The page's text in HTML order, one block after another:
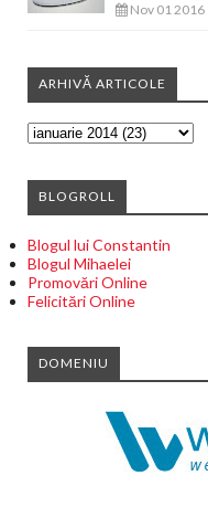
Nov 01 2016
ARHIVĂ ARTICOLE
BLOGROLL
Blogul lui Constantin
Blogul Mihaelei
Promovări Online
Felicitări Online
DOMENIU